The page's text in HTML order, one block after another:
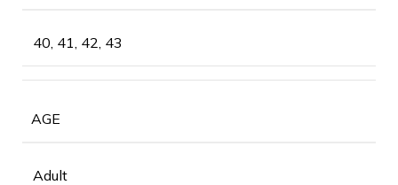
40, 41, 42, 43
AGE
Adult